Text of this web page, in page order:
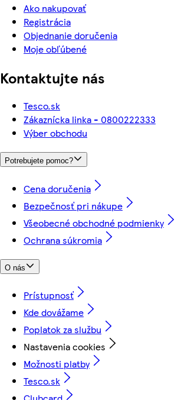
Ako nakupovať
Registrácia
Objednanie doručenia
Moje obľúbené
Kontaktujte nás
Tesco.sk
Zákaznícka linka - 0800222333
Výber obchodu
Potrebujete pomoc?
Cena doručenia
Bezpečnosť pri nákupe
Všeobecné obchodné podmienky
Ochrana súkromia
O nás
Prístupnosť
Kde dovážame
Poplatok za službu
Nastavenia cookies
Možnosti platby
Tesco.sk